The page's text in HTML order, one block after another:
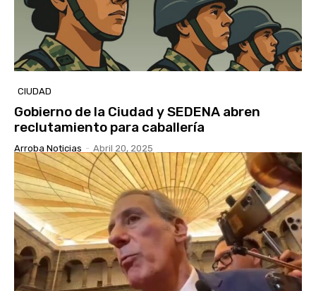
CIUDAD
Gobierno de la Ciudad y SEDENA abren
reclutamiento para caballería
Arroba Noticias - Abril 20, 2025